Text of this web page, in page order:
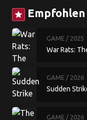
star Empfohlen
GAME / 2025
War Rats:
GAME / 2026
Sudden
GAME / 2026